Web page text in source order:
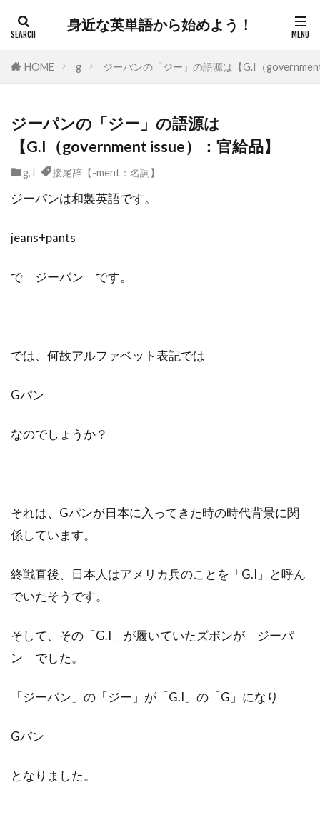
身近な英単語から始めよう！
HOME g ジーパンの「ジー」の語源は【G.I（
ジーパンの「ジー」の語源は
【G.I（government issue）：官給品】
g, i 接尾辞【-ment：名詞】
ジーパンは和製英語です。
jeans+pants
で ジーパン です。
では、何故アルファベット表記では
Gパン
なのでしょうか？
それは、Gパンが日本に入ってきた時の時代背景に関
係しています。
終戦直後、日本人はアメリカ兵のことを「G.I」と呼ん
でいたそうです。
そして、その「G.I」が履いていたズボンが ジーパ
ン でした。
「ジーパン」の「ジー」が「G.I」の「G」になり
Gパン
となりました。